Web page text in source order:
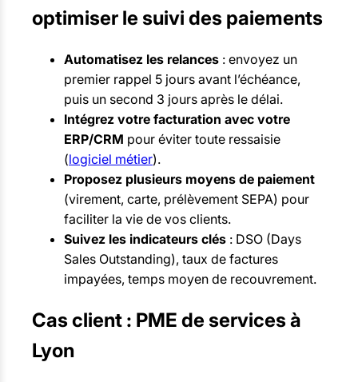
optimiser le suivi des paiements
Automatisez les relances : envoyez un
premier rappel 5 jours avant l’échéance,
puis un second 3 jours après le délai.
Intégrez votre facturation avec votre
ERP/CRM pour éviter toute ressaisie
(logiciel métier).
Proposez plusieurs moyens de paiement
(virement, carte, prélèvement SEPA) pour
faciliter la vie de vos clients.
Suivez les indicateurs clés : DSO (Days
Sales Outstanding), taux de factures
impayées, temps moyen de recouvrement.
Cas client : PME de services à
Lyon